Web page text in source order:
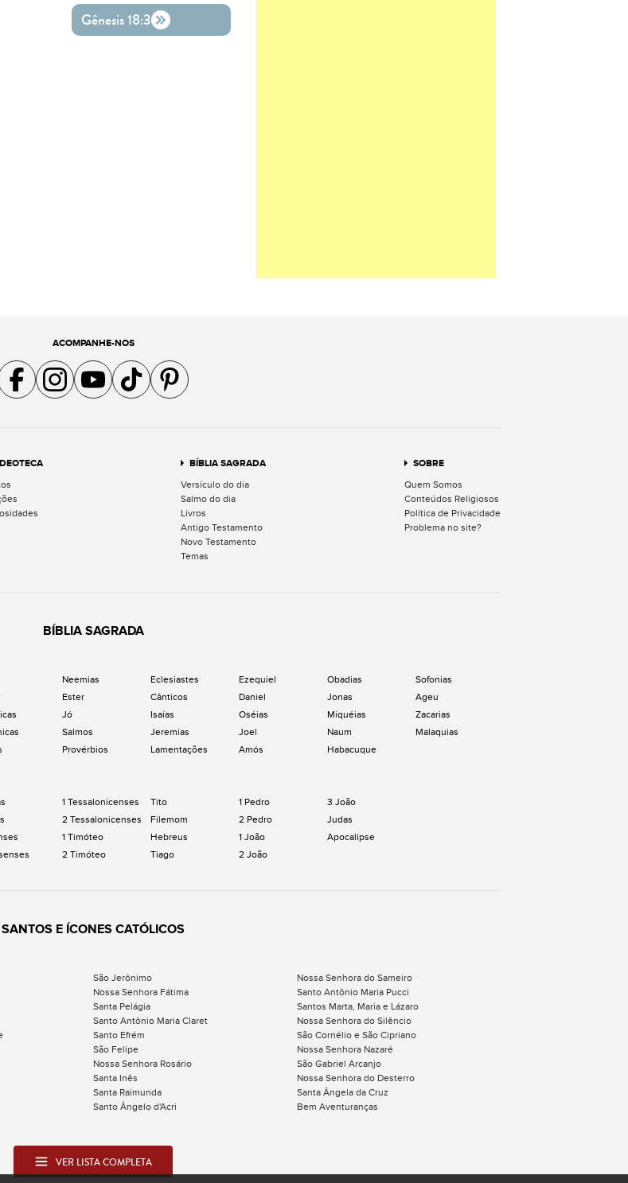
Gênesis 18:3
ACOMPANHE-NOS
Acompanhe a gente no Facebook
Acompanhe a gente no Instagram
Acompanhe a gente no YouTube
Acompanhe a gente no TikTok
Acompanhe a gente no Pinterest
BÍBLIA SAGRADA
Versículo do dia
Salmo do dia
Livros
Antigo Testamento
Novo Testamento
Temas
SOBRE
Quem Somos
Conteúdos Religiosos
Política de Privacidade
Problema no site?
BÍBLIA SAGRADA
Neemias
Ester
Jó
Salmos
Provérbios
Eclesiastes
Cânticos
Isaías
Jeremias
Lamentações
Ezequiel
Daniel
Oséias
Joel
Amós
Obadias
Jonas
Miquéias
Naum
Habacuque
Sofonias
Ageu
Zacarias
Malaquias
1 Tessalonicenses
2 Tessalonicenses
1 Timóteo
2 Timóteo
Tito
Filemom
Hebreus
Tiago
1 Pedro
2 Pedro
1 João
2 João
3 João
Judas
Apocalipse
SANTOS E ÍCONES CATÓLICOS
São Jerônimo
Nossa Senhora do Sameiro
Nossa Senhora Fátima
Santo Antônio Maria Pucci
Santa Pelágia
Santos Marta, Maria e Lázaro
Santo Antônio Maria Claret
Nossa Senhora do Silêncio
Santo Efrém
São Cornélio e São Cipriano
São Felipe
Nossa Senhora Nazaré
Nossa Senhora Rosário
São Gabriel Arcanjo
Santa Inês
Nossa Senhora do Desterro
Santa Raimunda
Santa Ângela da Cruz
Santo Ângelo d'Acri Bem Aventuranças
VER LISTA COMPLETA